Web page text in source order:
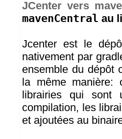
JCenter vers
mavenCentral au
Jcenter est le
nativement par
ensemble du dépôt
la même
librairies qui sont
compilation, les
et ajoutées au